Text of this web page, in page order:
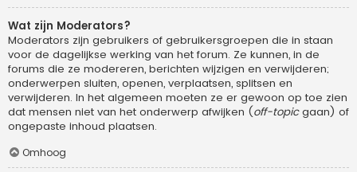
Wat zijn Moderators?
Moderators zijn gebruikers of gebruikersgroepen die in staan
voor de dagelijkse werking van het forum. Ze kunnen, in de
forums die ze modereren, berichten wijzigen en verwijderen;
onderwerpen sluiten, openen, verplaatsen, splitsen en
verwijderen. In het algemeen moeten ze er gewoon op toe zien
dat mensen niet van het onderwerp afwijken (off-topicgaan) of
ongepaste inhoud plaatsen.
Omhoog